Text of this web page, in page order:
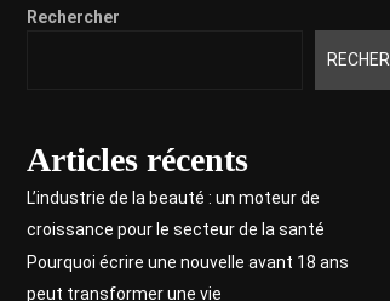
Rechercher
Articles récents
L’industrie de la beauté : un moteur de
croissance pour le secteur de la santé
Pourquoi écrire une nouvelle avant 18 ans
peut transformer une vie